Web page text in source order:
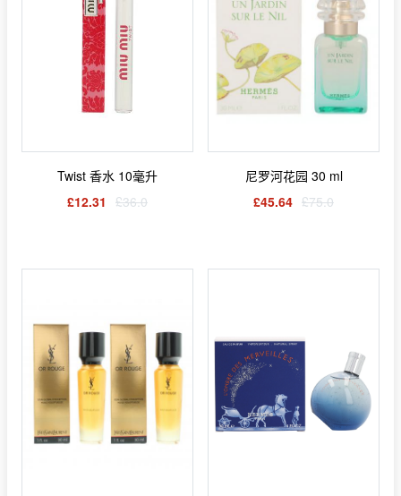
Twist 香水 10毫升
£12.31 £36.0
尼罗河花园 30 ml
£45.64 £75.0